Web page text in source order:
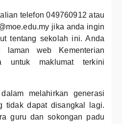
telefon 049760912 atau
jika anda ingin
tentang sekolah ini. Anda
laman web Kementerian
untuk maklumat terkini
melahirkan generasi
tidak dapat disangkal lagi.
guru dan sokongan padu